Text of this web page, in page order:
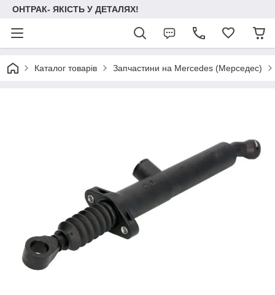
ОНТРАК- ЯКІСТЬ У ДЕТАЛЯХ!
Каталог товарів Запчастини на Mercedes (Мерседес)